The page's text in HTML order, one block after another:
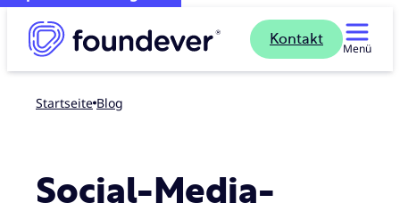
Kontakt
Menü
Startseite blog
Social-Media-